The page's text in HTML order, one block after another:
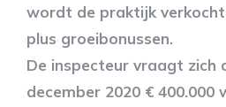
wordt de praktijk verkocht
plus groeibonussen.
De inspecteur vraagt zich
december 2020 € 400.000